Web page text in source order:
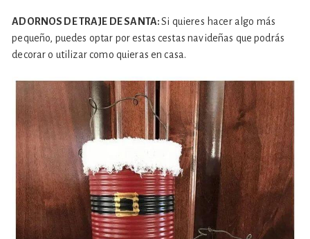
ADORNOS DE TRAJE DE SANTA:Si quieres hacer algo más
pequeño, puedes optar por estas cestas navideñas que podrás
decorar o utilizar como quieras en casa.